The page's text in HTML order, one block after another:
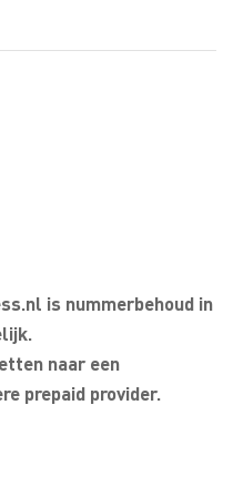
is nummerbehoud in
naar een
prepaid provider.